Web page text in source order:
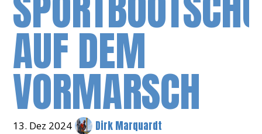
AUF DEM
VORMARSCH
13. Dez 2024 Dirk Marquardt